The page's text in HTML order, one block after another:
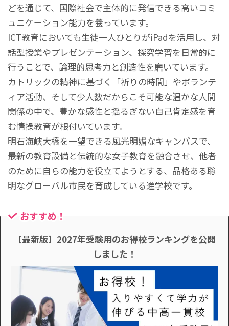
どを通じて、国際社会で主体的に発信できる高いコミ
ュニケーション能力を養っています。
ICT教育においても生徒一人ひとりがiPadを活用し、対
話型授業やプレゼンテーション、探究学習を日常的に
行うことで、論理的思考力と創造性を磨いています。
カトリックの精神に基づく「祈りの時間」やボランテ
ィア活動、そして少人数だからこそ可能な温かな人間
関係の中で、豊かな感性と揺るぎない自己肯定感を育
む情操教育が根付いています。
明石海峡大橋を一望できる風光明媚なキャンパスで、
最新の教育設備と伝統的な女子教育を融合させ、他者
のために自らの能力を役立てようとする、品格ある聡
明なグローバル市民を育成している進学校です。
おすすめ！
【最新版】2027年受験用のお得校ランキングを公開
しました！